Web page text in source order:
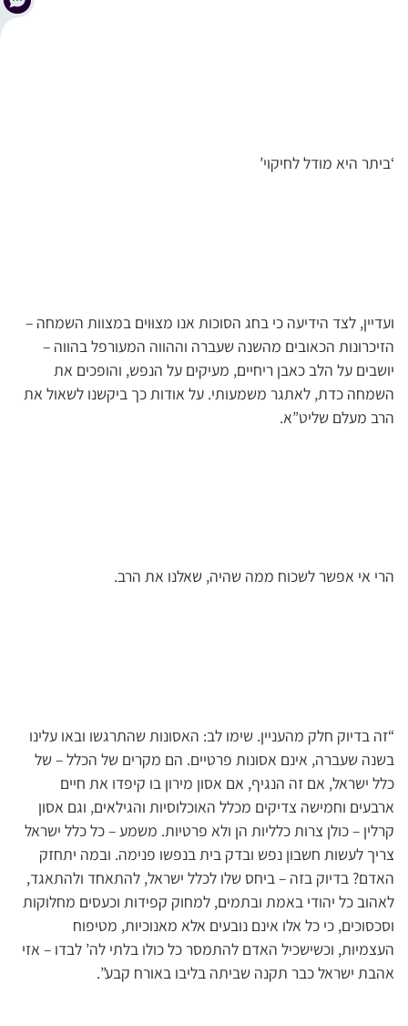
‘ביתר היא מודל לחיקוי’
ועדיין, לצד הידיעה כי בחג הסוכות אנו מצוּוים במצוות השמחה –
הזיכרונות הכאובים מהשנה שעברה וההווה המעורפל בהווה –
יושבים על הלב כאבן ריחיים, מעיקים על הנפש, והופכים את
השמחה כדת, לאתגר משמעותי. על אודות כך ביקשנו לשאול את
הרב מעלם שליט”א.
הרי אי אפשר לשכוח ממה שהיה, שאלנו את הרב.
“זה בדיוק חלק מהעניין. שימו לב: האסונות שהתרגשו ובאו עלינו
בשנה שעברה, אינם אסונות פרטיים. הם מקרים של הכלל – של
כלל ישראל, אם זה הנגיף, אם אסון מירון בו קיפדו את חיים
ארבעים וחמישה צדיקים מכלל האוכלוסיות והגילאים, וגם אסון
קרלין – כולן צרות כלליות הן ולא פרטיות. משמע – כל כלל ישראל
צריך לעשות חשבון נפש ובדק בית בנפשו פנימה. ובמה יתחזק
האדם? בדיוק בזה – ביחס שלו לכלל ישראל, להתאחד ולהתאגד,
לאהוב כל יהודי באמת ובתמים, למחוק קפידות וכעסים מחלוקות
וסכסוכים, כי כל אלו אינם נובעים אלא מאנוכיות, מטיפוח
העצמיות, וכשישכיל האדם להתמסר כל כולו בלתי לה’ לבדו – אזי
אהבת ישראל כבר תקנה שביתה בליבו באורח קבע”.